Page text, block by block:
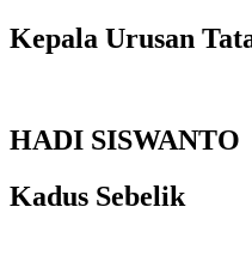
Kepala Urusan
HADI SISWANTO
Kadus Sebelik